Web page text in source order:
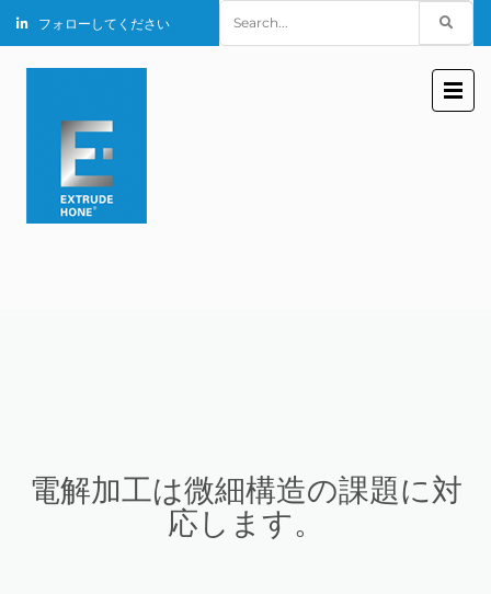
フォローしてください
for:
電解加工は微細構造の課題に対
応します。